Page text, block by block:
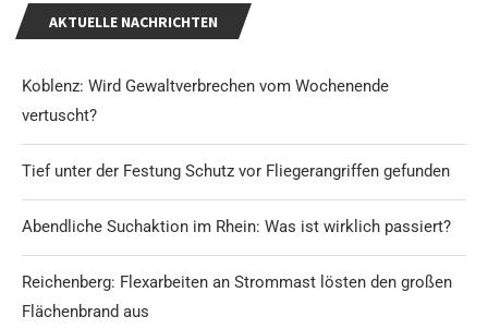
AKTUELLE NACHRICHTEN
Koblenz: Wird Gewaltverbrechen vom Wochenende
vertuscht?
Tief unter der Festung Schutz vor Fliegerangriffen gefunden
Abendliche Suchaktion im Rhein: Was ist wirklich passiert?
Reichenberg: Flexarbeiten an Strommast lösten den großen
Flächenbrand aus